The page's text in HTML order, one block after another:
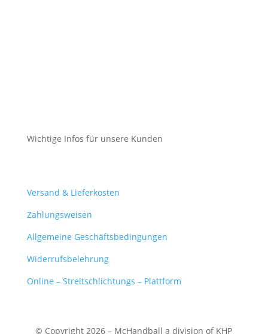
Wichtige Infos für unsere Kunden
Versand & Lieferkosten
Zahlungsweisen
Allgemeine Geschäftsbedingungen
Widerrufsbelehrung
Online – Streitschlichtungs – Plattform
© Copyright 2026 – McHandball a division of KHP